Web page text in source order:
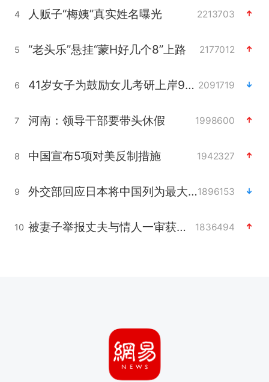
4 人贩子“梅姨”真实姓名曝光 2213703
5 “老头乐”悬挂“蒙H好几个8”上路 2177012
6 41岁女子为鼓励女儿考研上岸985 2091719
7 河南：领导干部要带头休假 1998600
8 中国宣布5项对美反制措施 1942327
9 外交部回应日本将中国列为最大挑战1896153
10 被妻子举报丈夫与情人一审获刑1年 1836494